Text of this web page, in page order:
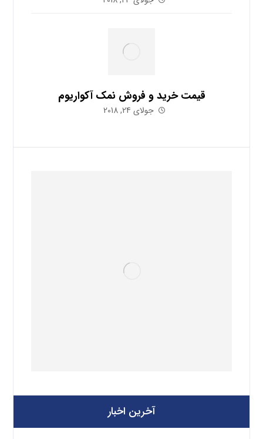
قیمت خرید و فروش نمک آکواریوم
جولای 24, 2018
آخرین اخبار